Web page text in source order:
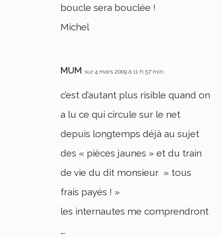
boucle sera bouclée !
Michel
MUM sur 4 mars 2009 à 11 h 57 min
c’est d’autant plus risible quand on
a lu ce qui circule sur le net
depuis longtemps déjà au sujet
des « pièces jaunes » et du train
de vie du dit monsieur » tous
frais payés ! »
les internautes me comprendront
….